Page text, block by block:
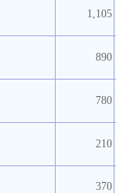
1,105
890
780
210
370